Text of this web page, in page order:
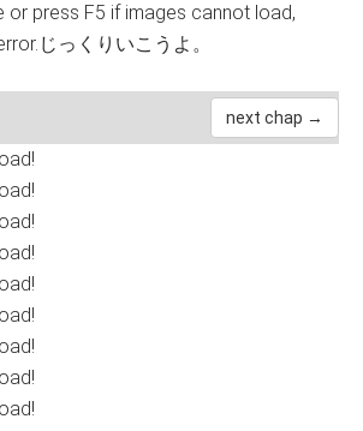
or press F5 if images cannot load,
じっくりいこうよ。
next chap →